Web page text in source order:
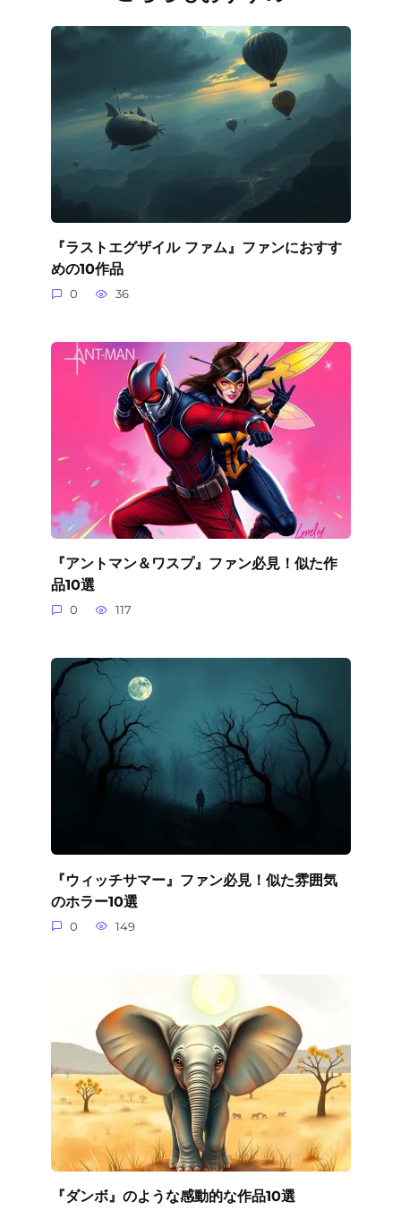
『ラストエグザイル ファム』ファンにおすす
めの10作品
0 36
『アントマン＆ワスプ』ファン必見！似た作
品10選
0 117
『ウィッチサマー』ファン必見！似た雰囲気
のホラー10選
0 149
『ダンボ』のような感動的な作品10選